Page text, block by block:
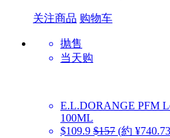
关注商品 购物车
抛售
当天购
E.L.DORANGE PFM
100ML
$109.9 $157 (約